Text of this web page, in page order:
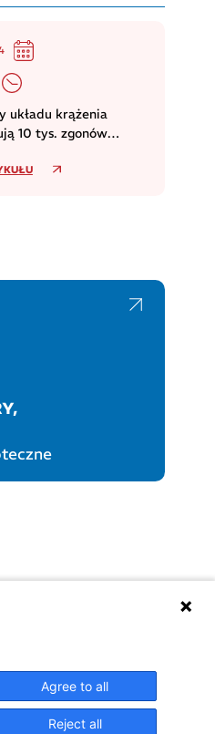
układu krążenia
10 tys. zgonów
Agree to all
Reject all